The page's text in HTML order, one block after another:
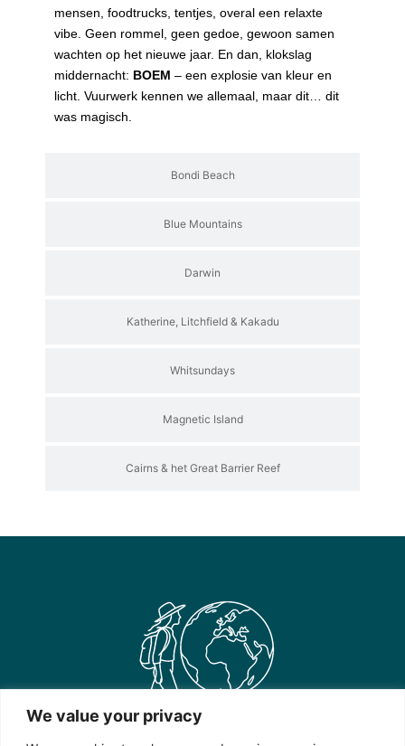
We value your privacy
Bondi Beach
Blue Mountains
Darwin
Katherine, Litchfield & Kakadu
Whitsundays
Magnetic Island
Cairns & het Great Barrier Reef
mensen, foodtrucks, tentjes, overal een relaxte
vibe. Geen rommel, geen gedoe, gewoon samen
wachten op het nieuwe jaar. En dan, klokslag
middernacht: BOEM – een explosie van kleur en
licht. Vuurwerk kennen we allemaal, maar dit… dit
was magisch.